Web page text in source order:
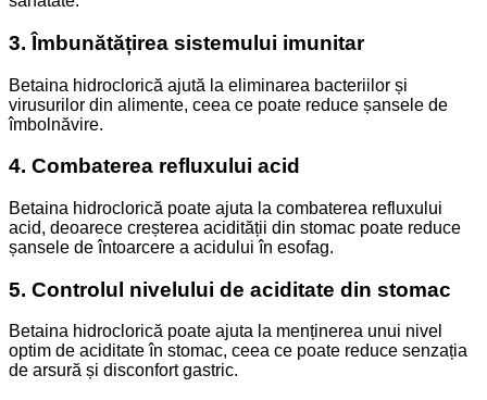
3. Îmbunătățirea sistemului imunitar
Betaina hidroclorică ajută la eliminarea bacteriilor și
virusurilor din alimente, ceea ce poate reduce șansele de
îmbolnăvire.
4. Combaterea refluxului acid
Betaina hidroclorică poate ajuta la combaterea refluxului
acid, deoarece creșterea acidității din stomac poate reduce
șansele de întoarcere a acidului în esofag.
5. Controlul nivelului de aciditate din stomac
Betaina hidroclorică poate ajuta la menținerea unui nivel
optim de aciditate în stomac, ceea ce poate reduce senzația
de arsură și disconfort gastric.